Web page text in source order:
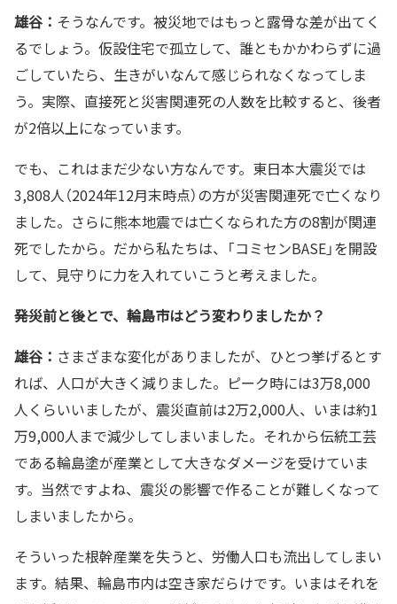
雄谷： そうなんです。被災地ではもっと露骨な差が出てく
るでしょう。仮設住宅で孤立して、誰ともかかわらずに過
ごしていたら、生きがいなんて感じられなくなってしま
う。実際、直接死と災害関連死の人数を比較すると、後者
が2倍以上になっています。
でも、これはまだ少ない方なんです。東日本大震災では
3,808人（2024年12月末時点）の方が災害関連死で亡くなり
ました。さらに熊本地震では亡くなられた方の8割が関連
死でしたから。だから私たちは、「コミセンBASE」を開設
して、見守りに力を入れていこうと考えました。
――発災前と後とで、輪島市はどう変わりましたか？
雄谷： さまざまな変化がありましたが、ひとつ挙げるとす
れば、人口が大きく減りました。ピーク時には3万8,000
人くらいいましたが、震災直前は2万2,000人、いまは約1
万9,000人まで減少してしまいました。それから伝統工芸
である輪島塗が産業として大きなダメージを受けていま
す。当然ですよね、震災の影響で作ることが難しくなって
しまいましたから。
そういった根幹産業を失うと、労働人口も流出してしまい
ます。結果、輪島市内は空き家だらけです。いまはそれを